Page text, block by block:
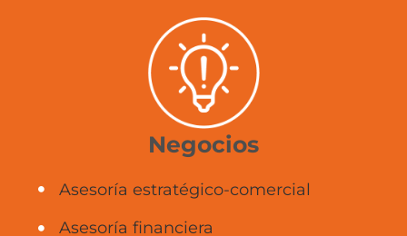
Negocios
Asesoría estratégico-comercial
Asesoría financiera